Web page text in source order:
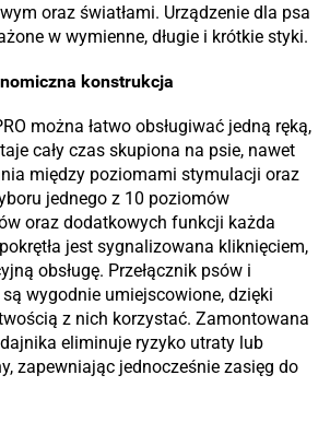
oraz światłami. Urządzenie dla psa
w wymienne, długie i krótkie styki.
konstrukcja
można łatwo obsługiwać jedną ręką,
cały czas skupiona na psie, nawet
między poziomami stymulacji oraz
jednego z 10 poziomów
oraz dodatkowych funkcji każda
jest sygnalizowana kliknięciem,
obsługę. Przełącznik psów i
wygodnie umiejscowione, dzięki
z nich korzystać. Zamontowana
eliminuje ryzyko utraty lub
zapewniając jednocześnie zasięg do